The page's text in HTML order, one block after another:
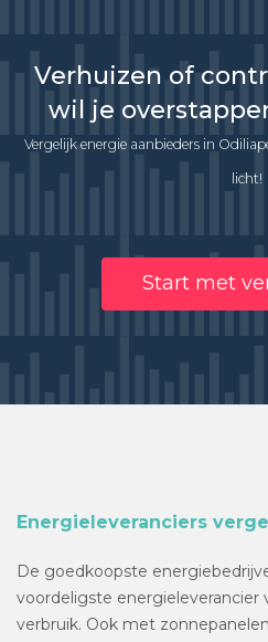
Verhuizen of
wil je
Vergelijk energie aanbieders in
licht!
Start met
Energieleveranciers
De goedkoopste
voordeligste energieleverancier
verbruik. Ook met